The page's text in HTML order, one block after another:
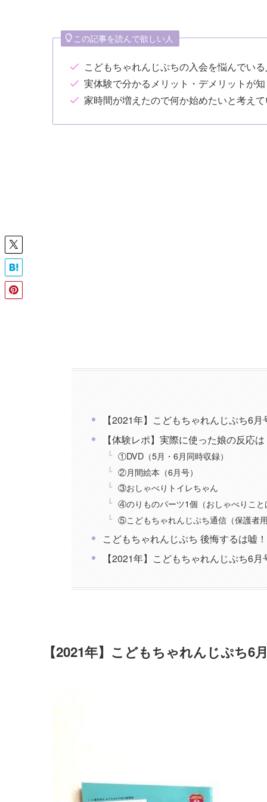
この記事を読んで欲しい人
こどもちゃれんじぷちの入会を悩んでい
実体験で分かるメリット・デメリットが
家時間が増えたので何か始めたいと考え
【2021年】こどもちゃれんじぷち6
【体験レポ】実際に使った娘の反応
①DVD（5月・6月同時収録）
②月間絵本（6月号）
③おしゃべりトイレちゃん
④のりものパーツ1個（おしゃべりこと
⑤こどもちゃれんじぷち通信（保護者
こどもちゃれんじぷち 後悔するは嘘
【2021年】こどもちゃれんじぷち6
【2021年】こどもちゃれんじぷち6